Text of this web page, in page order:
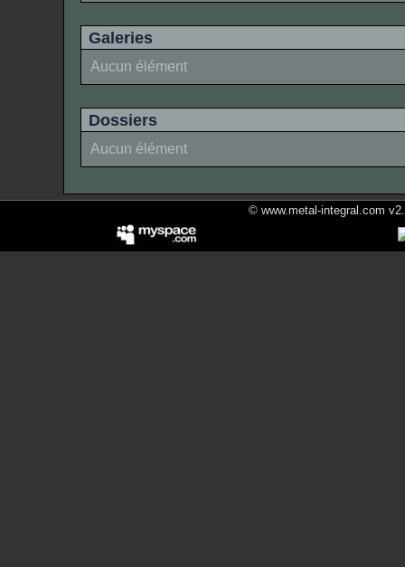
Galeries
Aucun élément
Dossiers
Aucun élément
© www.metal-integral.com